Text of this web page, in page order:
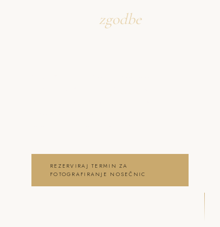
zgodbe
o fotografiranje nosečnic
REZERVIRAJ TERMIN ZA
FOTOGRAFIRANJE NOSEČNIC